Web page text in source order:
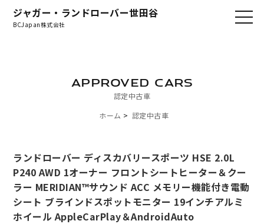
ジャガー・ランドローバー世田谷
BCJapan株式会社
認定中古車
APPROVED CARS
ホーム 認定中古車
ランドローバー ディスカバリースポーツ HSE 2.0L
P240 AWD 1オーナー フロントシートヒーター＆クー
ラー MERIDIAN™サウンド ACC メモリー機能付き電動
シート ブラインドスポットモニター 19インチアルミ
ホイール AppleCarPlay＆AndroidAuto